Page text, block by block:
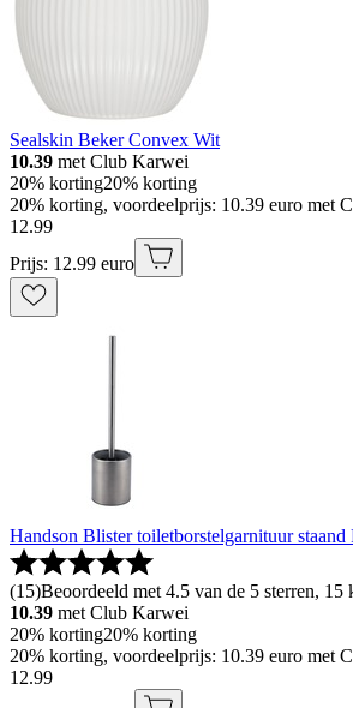
Sealskin Beker Convex Wit
10.39 met Club Karwei
20% korting20% korting
20% korting, voordeelprijs: 10.39 euro met
12.99
Prijs: 12.99 euro
Handson Blister toiletborstelgarnituur staand
(15)Beoordeeld met 4.5 van de 5 sterren, 15
10.39 met Club Karwei
20% korting20% korting
20% korting, voordeelprijs: 10.39 euro met
12.99